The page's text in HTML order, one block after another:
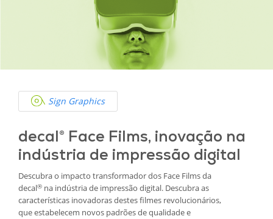
Sign Graphics
decal® Face Films, inovação na
indústria de impressão digital
Descubra o impacto transformador dos Face Films da
decal® na indústria de impressão digital. Descubra as
características inovadoras destes filmes revolucionários,
que estabelecem novos padrões de qualidade e